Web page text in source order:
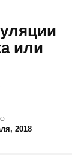
или
2018